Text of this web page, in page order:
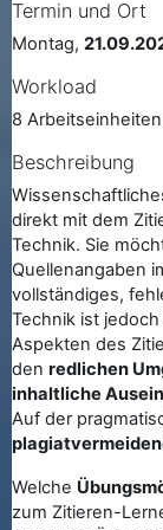
Termin und Ort
Montag,
Workload
8
Beschreibung
direkt mit dem
Technik. Sie
Quellenangaben
vollständiges,
Technik ist
Aspekten des
den redlichen
inhaltliche
Auf der
Welche
zum Zitieren-